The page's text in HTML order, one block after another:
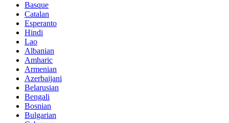
Basque
Catalan
Esperanto
Hindi
Lao
Albanian
Amharic
Armenian
Azerbaijani
Belarusian
Bengali
Bosnian
Bulgarian